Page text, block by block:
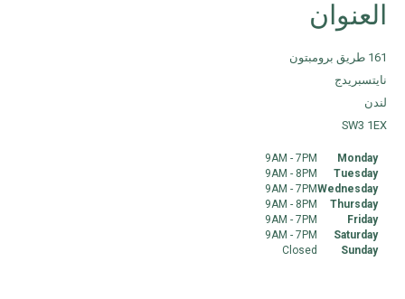
العنوان
نايتسبريدج
لندن
SW3 1EX
Monday
9AM - 7PM
Tuesday
9AM - 8PM
Wednesday
9AM - 7PM
Thursday
9AM - 8PM
Friday
9AM - 7PM
Saturday
9AM - 7PM
Sunday
Closed